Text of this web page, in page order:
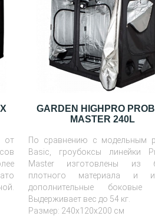
от
GARDEN HIGHPRO
MASTER 240L
По сравнению с модельным
Basic, гроубоксы линейки
Master изготовлены из
плотного материала и
дополнительные боковые
Выдерживает вес до 54 кг.
Размер: 240х120х200 см